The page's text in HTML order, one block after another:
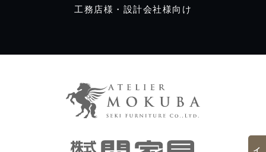
工務店様・設計会社様向け